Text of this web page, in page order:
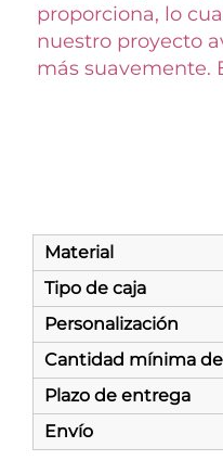
proporciona, lo
nuestro proyecto
más suavemente.
Material
Tipo de caja
Personalización
Cantidad mínima
Plazo de entrega
Envío